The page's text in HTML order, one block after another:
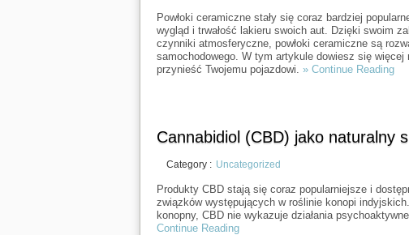
Powłoki ceramiczne stały się coraz bardziej
wygląd i trwałość lakieru swoich aut. Dzięki swoim
czynniki atmosferyczne, powłoki ceramiczne są
samochodowego. W tym artykule dowiesz się
przynieść Twojemu pojazdowi. » Continue Reading
Cannabidiol (CBD) jako naturalny
Category : Uncategorized
Produkty CBD stają się coraz popularniejsze i
związków występujących w roślinie konopi
konopny, CBD nie wykazuje działania
Continue Reading